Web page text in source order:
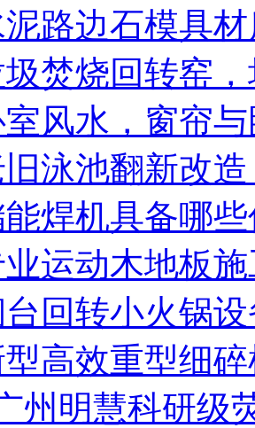
路边石模具
焚烧回转窑
室风水，窗帘
泳池翻新改
焊机具备哪
运动木地板
回转小火锅
型高效重型细
州明慧科研级